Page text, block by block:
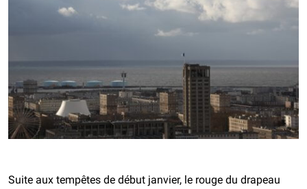
Suite aux tempêtes de début janvier, le rouge du drapeau